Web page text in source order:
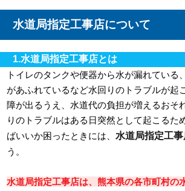
水道局指定工事店について
1.水道局指定工事店とは
トイレのタンクや便器から水が漏れている
があふれているなど水回りのトラブルが起
障が出るうえ、水道代の負担が増えるおそ
りのトラブルはある日突然として起こるた
ばいいか困ったときには、水道局指定工
う。
水道局指定工事店は、熊本県の各市町村の